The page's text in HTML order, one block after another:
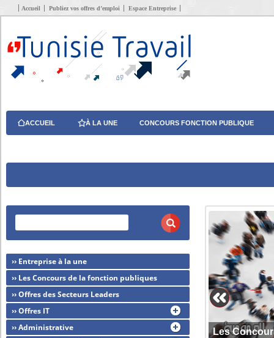
Accueil Publiez vos offres d’emploi Espace Entreprise
ACCUEIL À LA UNE CONCOURS FONCTION PUBLIQUE
Les
›› Entreprise à la une
›› Les Concours de la fonction publiques
›› Offres des Secteurs Leaders
›› Offres IT
›› Administrative